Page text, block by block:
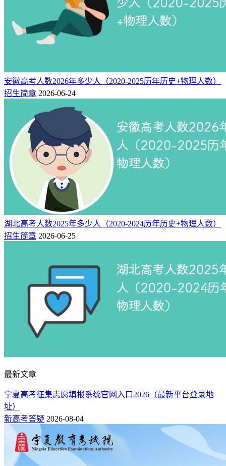
安徽高考人数2026年多少人（2020-2025历年历史+物理人数）
招生简章 2026-06-24
湖北高考人数2025年多少人（2020-2024历年历史+物理人数）
招生简章 2026-06-25
最新文章
宁夏高考征集志愿填报系统官网入口2026（最新平台登录地
址）
新高考答疑 2026-08-04